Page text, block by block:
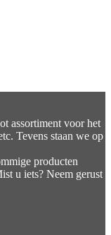
assortiment voor het
Tevens staan we op
producten
u iets? Neem gerust